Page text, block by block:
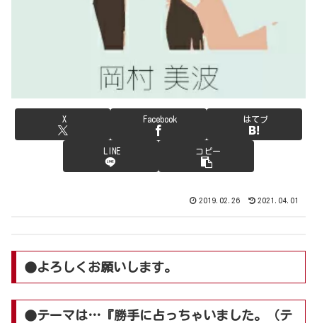
X Facebook はてブ
LINE コピー
2019.02.26 2021.04.01
●よろしくお願いします。
●テーマは…『勝手に占っちゃいました。（テ